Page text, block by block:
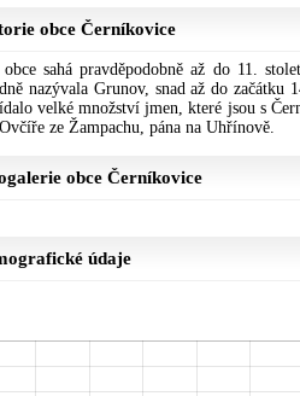
obce Černíkovice
obce sahá pravděpodobně až do 11.
nazývala Grunov, snad až do
velké množství jmen, které jsou s
ze Žampachu, pána na Uhřínově.
obce Černíkovice
údaje